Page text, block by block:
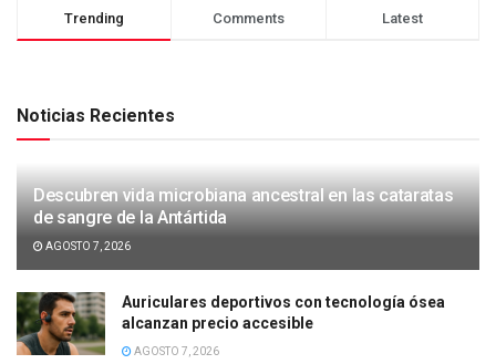
Trending Comments Latest
Noticias Recientes
Descubren vida microbiana ancestral en las cataratas
de sangre de la Antártida
AGOSTO 7, 2026
Auriculares deportivos con tecnología ósea
alcanzan precio accesible
AGOSTO 7, 2026